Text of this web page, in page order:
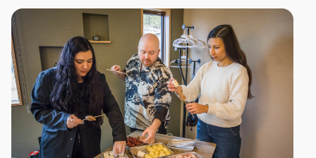
きた「山の神の祠」へ。 大木や巨岩を依代として祀る神聖な森
を、地元案内人とともに訪れます。 大木や岩を神の依代として
祀り、家族の安全や豊かな恵みを祈ってきた場。森の静寂に包
まれるその時間は、観光ではなく“人としての根源に立ち返る
旅”です。 ◇料金（お一人様） （小学生以上）：2,200円 ◇時
間・期間 体験可能な時間： ① 10:00～ ② 13:00～ 所要時間：約
1時間 ◇人数・年齢制限 最少催行人数：2名 最高人数：4名 ※1
名の場合は要相談・内容により実施可否判断 ◇注意事項 ・冬季
のご来訪について： ① 冬季は雪が降る場合があります。 ノーマ
ルタイヤでの走行は大変危険ですのでお控えください。 ② 集落